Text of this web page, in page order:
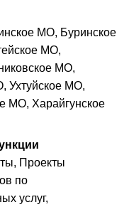
МО, Буринское
МО,
МО,
Ухтуйское МО,
МО, Харайгунское
Проекты
по
услуг,